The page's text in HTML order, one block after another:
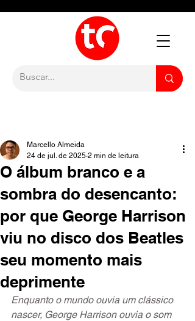
O álbum branco e a
sombra do desencanto:
por que George Harrison
viu no disco dos Beatles
seu momento mais
deprimente
Marcello Almeida
24 de jul. de 2025 2 min de leitura
Enquanto o mundo ouvia um clássico
nascer, George Harrison ouvia o som